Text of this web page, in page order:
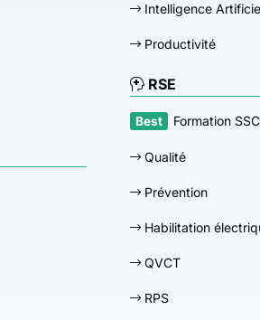
Intelligence
Productivité
RSE
Formation
Qualité
Prévention
Habilitation
QVCT
RPS